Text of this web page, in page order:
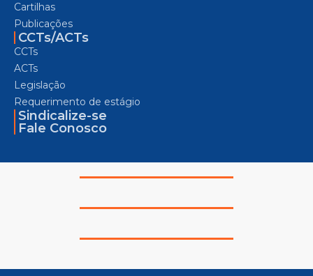
Cartilhas
Publicações
CCTs/ACTs
CCTs
ACTs
Legislação
Requerimento de estágio
Sindicalize-se
Fale Conosco